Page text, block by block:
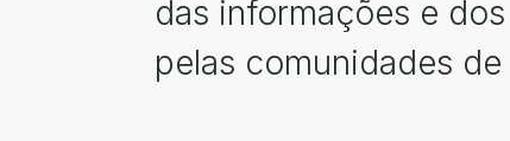
das informações e
pelas comunidades